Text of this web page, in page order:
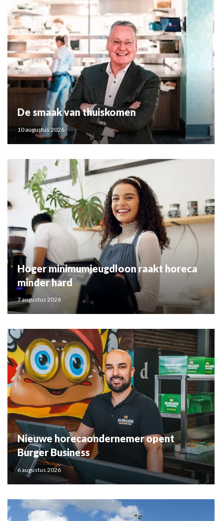
De smaak van thuiskomen
10 augustus 2026
Hoger minimumjeugdloon raakt horeca
minder hard
7 augustus 2026
Nieuwe horecaondernemer opent
Burger Business
6 augustus 2026